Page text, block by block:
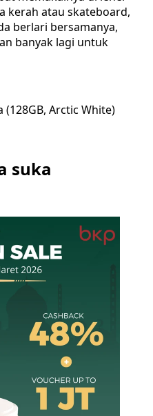
kerah atau skateboard,
berlari bersamanya,
banyak lagi untuk
(128GB, Arctic White)
suka